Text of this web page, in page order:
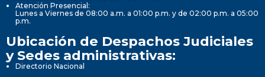
Atención Presencial:
Lunes a Viernes de 08:00 a.m. a 01:00 p.m. y de 02:00 p.m. a 05:00
p.m.
Ubicación de Despachos Judiciales
y Sedes administrativas:
Directorio Nacional